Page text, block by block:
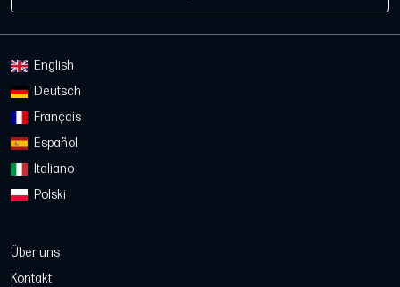
English
Deutsch
Français
Español
Italiano
Polski
Über uns
Kontakt